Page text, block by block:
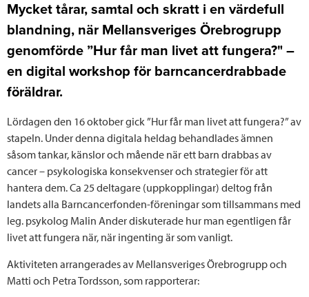
Mycket tårar, samtal och skratt i en värdefull
blandning, när Mellansveriges Örebrogrupp
genomförde ”Hur får man livet att fungera?" –
en digital workshop för barncancerdrabbade
föräldrar.
Lördagen den 16 oktober gick ”Hur får man livet att fungera?” av
stapeln. Under denna digitala heldag behandlades ämnen
såsom tankar, känslor och mående när ett barn drabbas av
cancer – psykologiska konsekvenser och strategier för att
hantera dem. Ca 25 deltagare (uppkopplingar) deltog från
landets alla Barncancerfonden-föreningar som tillsammans med
leg. psykolog Malin Ander diskuterade hur man egentligen får
livet att fungera när, när ingenting är som vanligt.
Aktiviteten arrangerades av Mellansveriges Örebrogrupp och
Matti och Petra Tordsson, som rapporterar: